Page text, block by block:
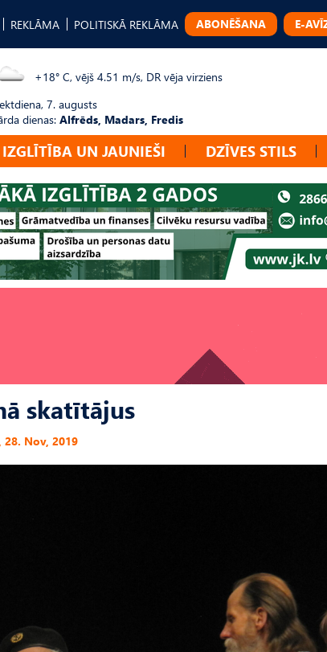
REKLĀMA POLITISKĀ REKLĀMA ABONĒŠANA E-
+18° C, vējš 4.51 m/s, DR vēja virziens
7. augusts
dienas: Alfrēds, Madars, Fredis
IZGLĪTĪBA UN JAUNIEŠI DZĪVES STILS
skatītājus
28. Nov, 2019